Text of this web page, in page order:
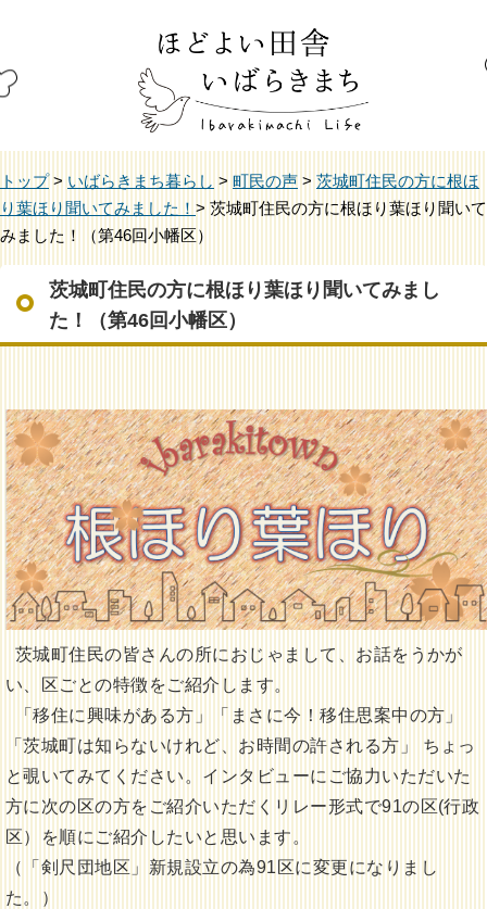
トップ> いばらきまち暮らし > 町民の声 > 茨城町住民の方に根ほ
り葉ほり聞いてみました！ > 茨城町住民の方に根ほり葉ほり聞いて
みました！（第46回小幡区）
茨城町住民の方に根ほり葉ほり聞いてみまし
た！（第46回小幡区）
茨城町住民の皆さんの所におじゃまして、お話をうかが
い、区ごとの特徴をご紹介します。
「移住に興味がある方」「まさに今！移住思案中の方」
「茨城町は知らないけれど、お時間の許される方」 ちょっ
と覗いてみてください。インタビューにご協力いただいた
方に次の区の方をご紹介いただくリレー形式で91の区(行政
区）を順にご紹介したいと思います。
（「剣尺団地区」新規設立の為91区に変更になりまし
た。）